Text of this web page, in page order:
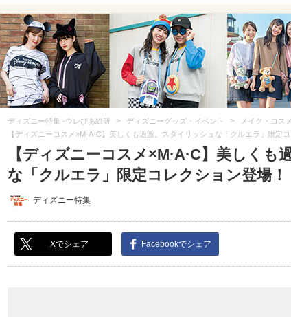
ディズニー特集 -ウレぴあ総研 > ディズニーグッズ・イベント > メイク・コスメ
【ディズニーコスメ×M·A·C】美しくも過激。スタイリッシュな「クルエラ」限定
【ディズニーコスメ×M·A·C】美しくも
な「クルエラ」限定コレクション登場！
ディズニー特集
Xでシェア Facebookでシェア